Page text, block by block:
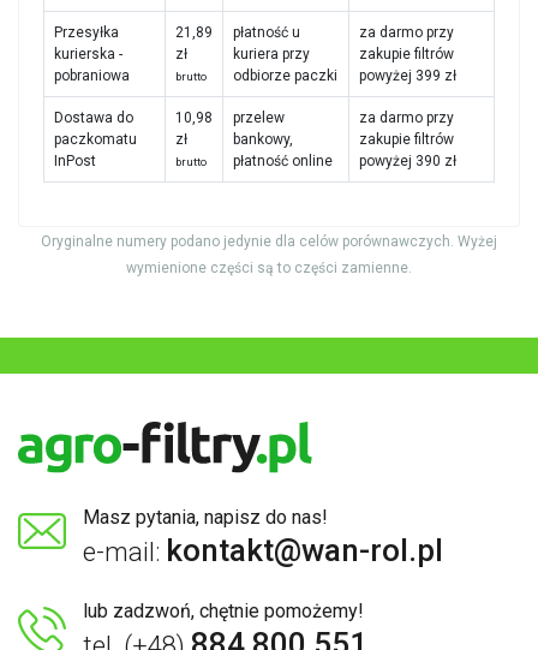
Przesyłka
kurierska -
pobraniowa
21,89
zł
brutto
płatność u
kuriera przy
odbiorze paczki
za darmo przy
zakupie filtrów
powyżej 399 zł
Dostawa do
paczkomatu
InPost
10,98
zł
brutto
przelew
bankowy,
płatność online
za darmo przy
zakupie filtrów
powyżej 390 zł
Oryginalne numery podano jedynie dla celów porównawczych. Wyżej
wymienione części są to części zamienne.
Masz pytania, napisz do nas!
e-mail: kontakt@wan-rol.pl
lub zadzwoń, chętnie pomożemy!